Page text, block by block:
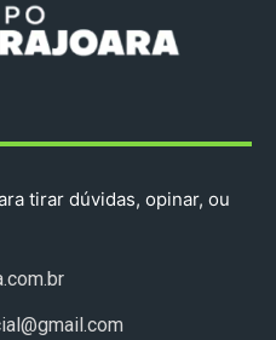
tirar dúvidas, opinar, ou